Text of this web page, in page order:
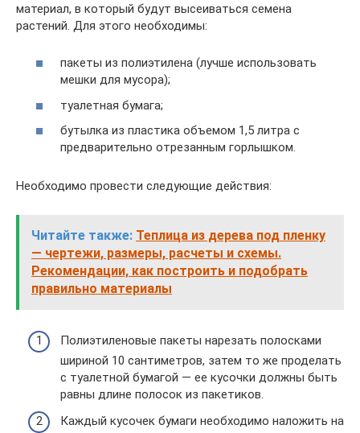
материал, в который будут высеиваться семена
растений. Для этого необходимы:
пакеты из полиэтилена (лучше использовать
мешки для мусора);
туалетная бумага;
бутылка из пластика объемом 1,5 литра с
предварительно отрезанным горлышком.
Необходимо провести следующие действия:
Читайте также: Теплица из дерева под пленку
— чертежи, размеры, расчеты и схемы.
Рекомендации, как построить и подобрать
правильно материалы
Полиэтиленовые пакеты нарезать полосками
шириной 10 сантиметров, затем то же проделать
с туалетной бумагой — ее кусочки должны быть
равны длине полосок из пакетиков.
Каждый кусочек бумаги необходимо наложить на